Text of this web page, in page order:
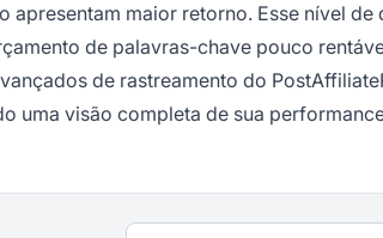
maior retorno. Esse nível de
de palavras-chave pouco
de rastreamento do
uma visão completa de sua